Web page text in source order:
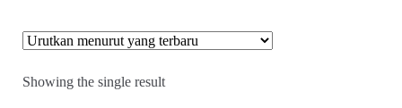
Showing the single result